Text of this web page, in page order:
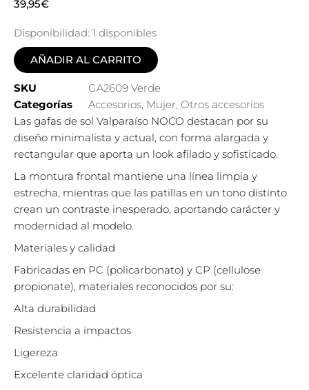
39,95€
Disponibilidad: 1 disponibles
AÑADIR AL CARRITO
SKU
GA2609 Verde
Categorías
Accesorios, Mujer, Otros accesorios
Las gafas de sol Valparaíso NOCO destacan por su
diseño minimalista y actual, con forma alargada y
rectangular que aporta un look afilado y sofisticado.
La montura frontal mantiene una línea limpia y
estrecha, mientras que las patillas en un tono distinto
crean un contraste inesperado, aportando carácter y
modernidad al modelo.
Materiales y calidad
Fabricadas en PC (policarbonato) y CP (cellulose
propionate), materiales reconocidos por su:
Alta durabilidad
Resistencia a impactos
Ligereza
Excelente claridad óptica